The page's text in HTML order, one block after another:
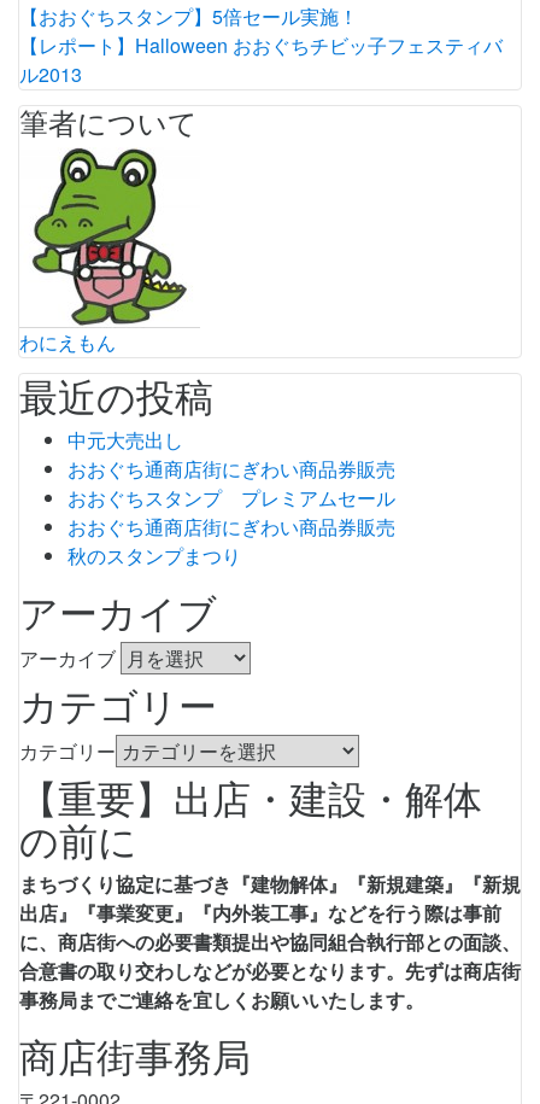
【おおぐちスタンプ】5倍セール実施！
【レポート】Halloween おおぐちチビッ子フェスティバ
ル2013
筆者について
わにえもん
最近の投稿
中元大売出し
おおぐち通商店街にぎわい商品券販売
おおぐちスタンプ プレミアムセール
おおぐち通商店街にぎわい商品券販売
秋のスタンプまつり
アーカイブ
アーカイブ
カテゴリー
カテゴリー
【重要】出店・建設・解体
の前に
まちづくり協定に基づき『建物解体』『新規建築』『新規
出店』『事業変更』『内外装工事』などを行う際は事前
に、商店街への必要書類提出や協同組合執行部との面談、
合意書の取り交わしなどが必要となります。先ずは商店街
事務局までご連絡を宜しくお願いいたします。
商店街事務局